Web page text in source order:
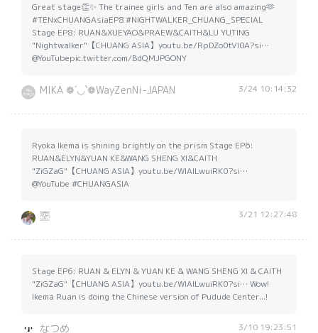
Great stage👏✨ The trainee girls and Ten are also amazing🫶
#TENxCHUANGAsiaEP8 #NIGHTWALKER_CHUANG_SPECIAL
Stage EP8: RUAN&XUEYAO&PRAEW&CAITH&LU YUTING
"Nightwalker"【CHUANG ASIA】youtu.be/RpDZo0tVI0A?si…
@YouTubepic.twitter.com/BdQMJPGONY
MIKA ❁´◡`❁WayZenNi-JAPAN 3/24 10:14:32
Ryoka Ikema is shining brightly on the prism Stage EP6:
RUAN&ELYN&YUAN KE&WANG SHENG XI&CAITH
"ZiGZaG"【CHUANG ASIA】youtu.be/WlAILwuiRK0?si…
@YouTube #CHUANGASIA
🈳 3/21 12:27:48
Stage EP6: RUAN & ELYN & YUAN KE & WANG SHENG XI & CAITH
"ZiGZaG"【CHUANG ASIA】youtu.be/WlAILwuiRK0?si… Wow!
Ikema Ruan is doing the Chinese version of Pudude Center...!
なつめ 3/10 19:23:51